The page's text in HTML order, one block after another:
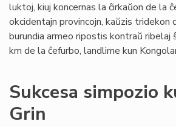
luktoj, kiuj koncernas la ĉirkaŭon de la
okcidentajn provincojn, kaŭzis tridekon
burundia armeo ripostis kontraŭ ribelaj
km de la ĉefurbo, landlime kun
Sukcesa simpozio
Grin